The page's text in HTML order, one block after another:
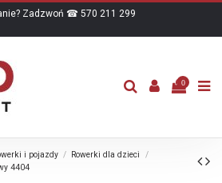
Zadzwoń ☎ 570 211 299
0
i pojazdy
Rowerki dla dzieci
4404